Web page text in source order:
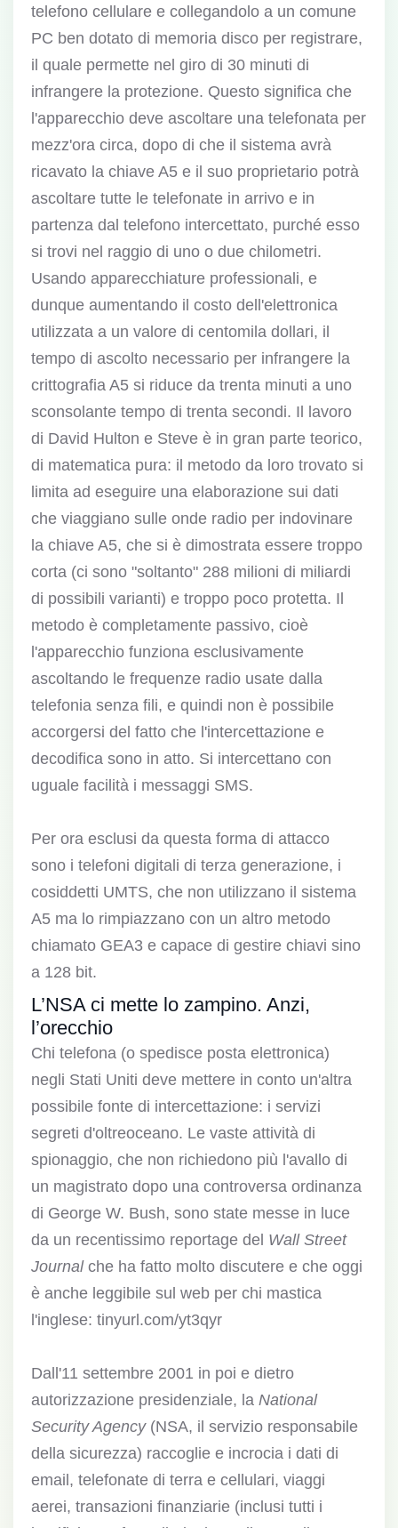
telefono cellulare e collegandolo a un comune
PC ben dotato di memoria disco per registrare,
il quale permette nel giro di 30 minuti di
infrangere la protezione. Questo significa che
l'apparecchio deve ascoltare una telefonata per
mezz'ora circa, dopo di che il sistema avrà
ricavato la chiave A5 e il suo proprietario potrà
ascoltare tutte le telefonate in arrivo e in
partenza dal telefono intercettato, purché esso
si trovi nel raggio di uno o due chilometri.
Usando apparecchiature professionali, e
dunque aumentando il costo dell'elettronica
utilizzata a un valore di centomila dollari, il
tempo di ascolto necessario per infrangere la
crittografia A5 si riduce da trenta minuti a uno
sconsolante tempo di trenta secondi. Il lavoro
di David Hulton e Steve è in gran parte teorico,
di matematica pura: il metodo da loro trovato si
limita ad eseguire una elaborazione sui dati
che viaggiano sulle onde radio per indovinare
la chiave A5, che si è dimostrata essere troppo
corta (ci sono "soltanto" 288 milioni di miliardi
di possibili varianti) e troppo poco protetta. Il
metodo è completamente passivo, cioè
l'apparecchio funziona esclusivamente
ascoltando le frequenze radio usate dalla
telefonia senza fili, e quindi non è possibile
accorgersi del fatto che l'intercettazione e
decodifica sono in atto. Si intercettano con
uguale facilità i messaggi SMS.
Per ora esclusi da questa forma di attacco
sono i telefoni digitali di terza generazione, i
cosiddetti UMTS, che non utilizzano il sistema
A5 ma lo rimpiazzano con un altro metodo
chiamato GEA3 e capace di gestire chiavi sino
a 128 bit.
L’NSA ci mette lo zampino. Anzi,
l’orecchio
Chi telefona (o spedisce posta elettronica)
negli Stati Uniti deve mettere in conto un'altra
possibile fonte di intercettazione: i servizi
segreti d'oltreoceano. Le vaste attività di
spionaggio, che non richiedono più l'avallo di
un magistrato dopo una controversa ordinanza
di George W. Bush, sono state messe in luce
da un recentissimo reportage del Wall Street
Journalche ha fatto molto discutere e che oggi
è anche leggibile sul web per chi mastica
l'inglese: tinyurl.com/yt3qyr
Dall'11 settembre 2001 in poi e dietro
autorizzazione presidenziale, la National
Security Agency(NSA, il servizio responsabile
della sicurezza) raccoglie e incrocia i dati di
email, telefonate di terra e cellulari, viaggi
aerei, transazioni finanziarie (inclusi tutti i